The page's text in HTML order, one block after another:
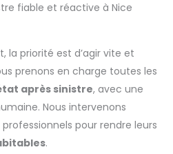
fiable et réactive à Nice
la priorité est d’agir vite et
prenons en charge toutes les
après sinistre, avec une
Nous intervenons
pour rendre leurs
.